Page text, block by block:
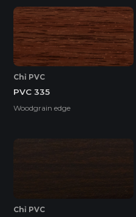
Chỉ PVC
PVC 335
Woodgrain edge
Chỉ PVC